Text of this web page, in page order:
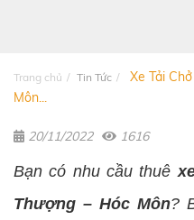
Trang chủ Tin Tức
Xe Tải
Môn...
20/11/2022 1616
Bạn có nhu cầu thuê
Thượng – Hóc Môn?